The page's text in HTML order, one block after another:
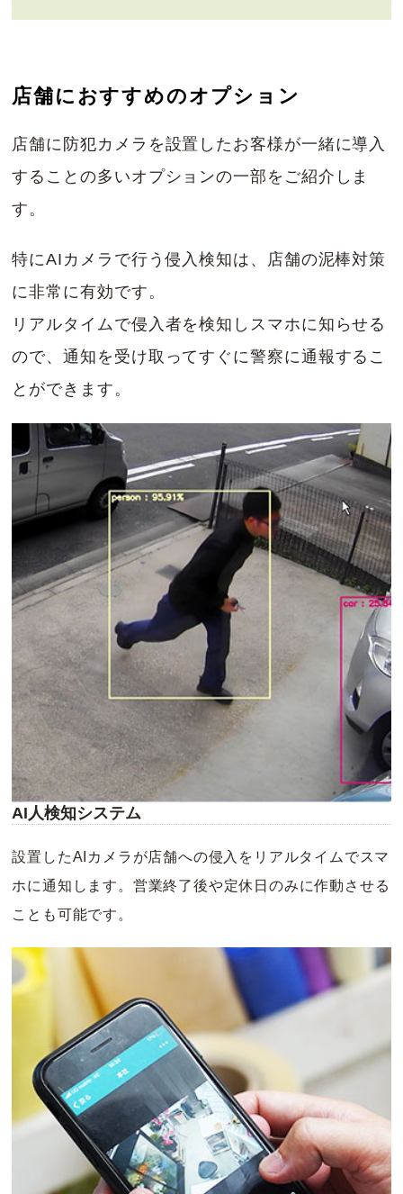
店舗におすすめのオプション
店舗に防犯カメラを設置したお客様が一緒に導入
することの多いオプションの一部をご紹介しま
す。
特にAIカメラで行う侵入検知は、店舗の泥棒対策
に非常に有効です。
リアルタイムで侵入者を検知しスマホに知らせる
ので、通知を受け取ってすぐに警察に通報するこ
とができます。
AI人検知システム
設置したAIカメラが店舗への侵入をリアルタイムでスマ
ホに通知します。営業終了後や定休日のみに作動させる
ことも可能です。